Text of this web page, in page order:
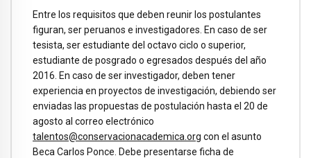
Entre los requisitos que deben reunir los postulantes
figuran, ser peruanos e investigadores. En caso de ser
tesista, ser estudiante del octavo ciclo o superior,
estudiante de posgrado o egresados después del año
2016. En caso de ser investigador, deben tener
experiencia en proyectos de investigación, debiendo ser
enviadas las propuestas de postulación hasta el 20 de
agosto al correo electrónico
talentos@conservacionacademica.org con el asunto
Beca Carlos Ponce. Debe presentarse ficha de